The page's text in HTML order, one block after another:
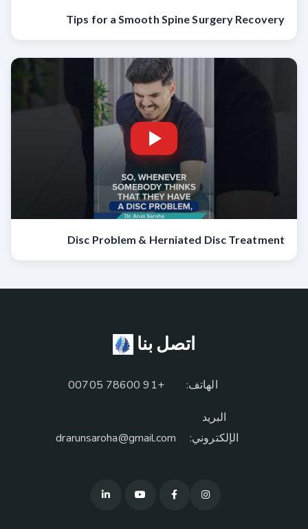
Tips for a Smooth Spine Surgery Recovery
Disc Problem & Herniated Disc Treatment
اتصل بنا
الهاتف: +91 78600 00705
البريد
الإلكتروني:
drarunsaroha@gmail.com